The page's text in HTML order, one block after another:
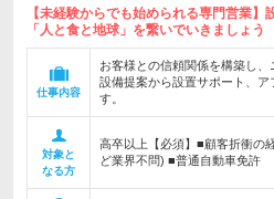
【未経験からでも始められる専門営業】
「人と食と地球」を繋いでいきましょう
仕事内容
お客様との信頼関係を構築し
設備提案から設置サポート、
す。
対象と
なる方
高卒以上【必須】■顧客折衝の
ど業界不問) ■普通自動車免許